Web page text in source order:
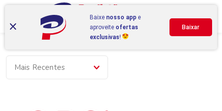
Mais Recentes
Baixe nosso app e
aproveite ofertas
exclusivas!
Baixar